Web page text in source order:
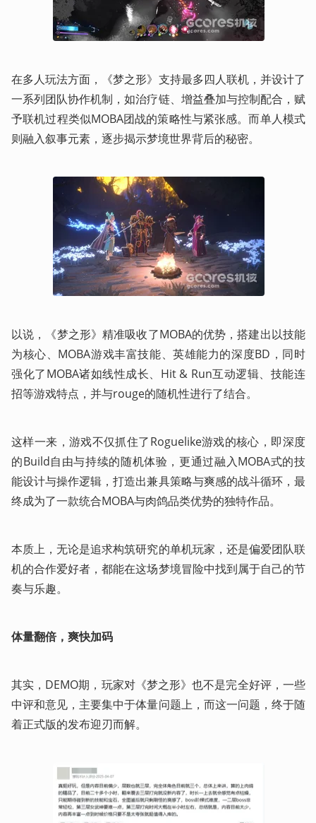
在多人玩法方面，《梦之形》支持最多四人联机，并设计了
一系列团队协作机制，如治疗链、增益叠加与控制配合，赋
予联机过程类似MOBA团战的策略性与紧张感。而单人模式
则融入叙事元素，逐步揭示梦境世界背后的秘密。
以说，《梦之形》精准吸收了MOBA的优势，搭建出以技能
为核心、MOBA游戏丰富技能、英雄能力的深度BD，同时
强化了MOBA诸如线性成长、Hit & Run互动逻辑、技能连
招等游戏特点，并与rouge的随机性进行了结合。
这样一来，游戏不仅抓住了Roguelike游戏的核心，即深度
的Build自由与持续的随机体验，更通过融入MOBA式的技
能设计与操作逻辑，打造出兼具策略与爽感的战斗循环，最
终成为了一款统合MOBA与肉鸽品类优势的独特作品。
本质上，无论是追求构筑研究的单机玩家，还是偏爱团队联
机的合作爱好者，都能在这场梦境冒险中找到属于自己的节
奏与乐趣。
体量翻倍，爽快加码
其实，DEMO期，玩家对《梦之形》也不是完全好评，一些
中评和意见，主要集中于体量问题上，而这一问题，终于随
着正式版的发布迎刃而解。